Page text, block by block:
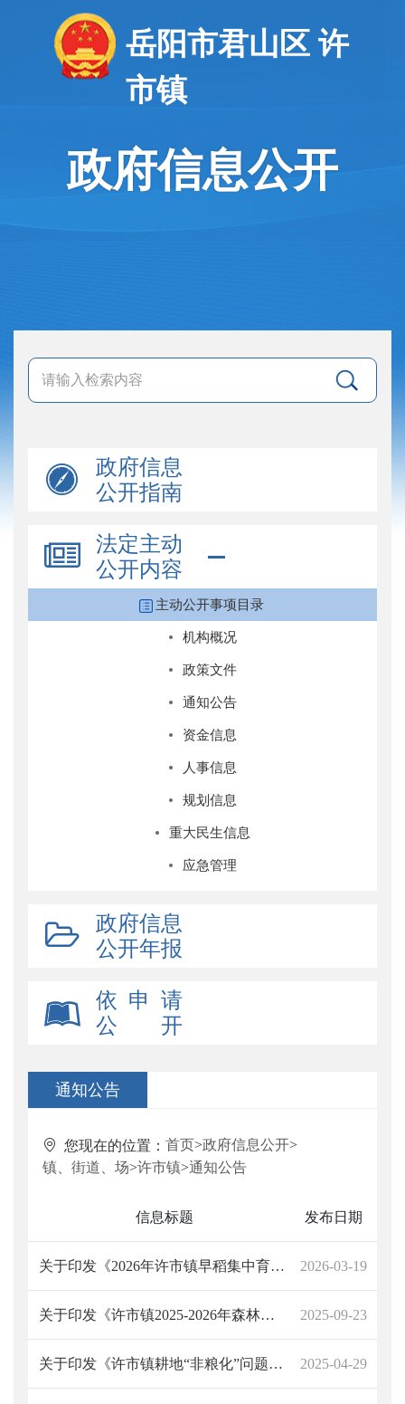
岳阳市君山区 许
市镇
政府信息公开
政府信息
公开指南
法定主动
公开内容
主动公开事项目录
机构概况
政策文件
通知公告
资金信息
人事信息
规划信息
重大民生信息
应急管理
政府信息
公开年报
依 申 请
公 开
通知公告
您现在的位置： 首页>政府信息公开>
镇、街道、场>许市镇>通知公告
信息标题 发布日期
关于印发《2026年许市镇早稻集中育秧工作方案》的通知 2026-03-19
关于印发《许市镇2025-2026年森林防火工作方案》的通知 2025-09-23
关于印发《许市镇耕地“非粮化”问题整治“回头看”工作实施方案》的通知 2025-04-29